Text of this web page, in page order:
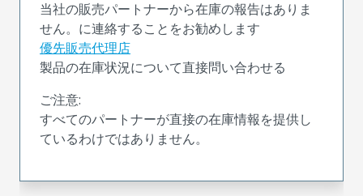
当社の販売パートナーから在庫の報告はありま
せん。に連絡することをお勧めします
優先販売代理店
製品の在庫状況について直接問い合わせる
ご注意:
すべてのパートナーが直接の在庫情報を提供し
ているわけではありません。